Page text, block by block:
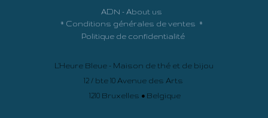
ADN - About us
* Conditions générales de ventes *
Politique de confidentialité
L'Heure Bleue - Maison de thé et de bijou
12 / bte 10 Avenue des Arts
1210 Bruxelles • Belgique